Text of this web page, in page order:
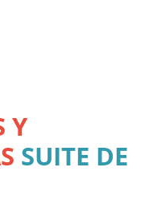
Y
SUITE DE